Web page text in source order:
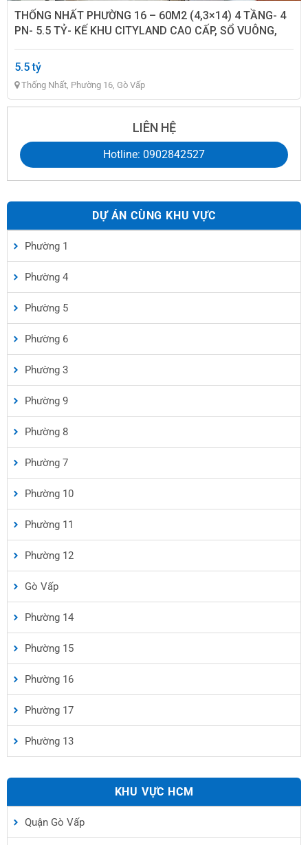
THỐNG NHẤT PHƯỜNG 16 – 60M2 (4,3×14) 4 TẦNG- 4
PN- 5.5 TỶ- KẾ KHU CITYLAND CAO CẤP, SỔ VUÔNG,
HC ĐỦ
5.5 tỷ
Thống Nhất, Phường 16, Gò Vấp
LIÊN HỆ
Hotline: 0902842527
DỰ ÁN CÙNG KHU VỰC
Phường 1
Phường 4
Phường 5
Phường 6
Phường 3
Phường 9
Phường 8
Phường 7
Phường 10
Phường 11
Phường 12
Gò Vấp
Phường 14
Phường 15
Phường 16
Phường 17
Phường 13
KHU VỰC HCM
Quận Gò Vấp